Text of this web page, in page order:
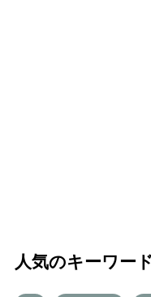
人気のキーワー